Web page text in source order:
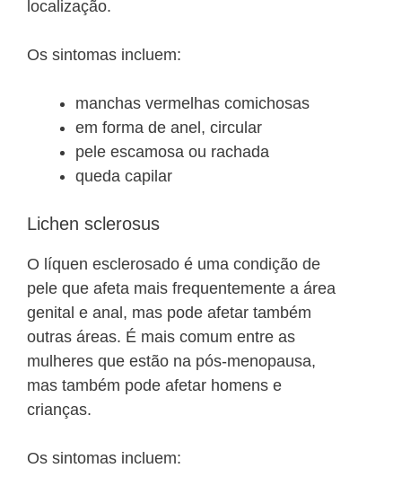
localização.
Os sintomas incluem:
manchas vermelhas comichosas
em forma de anel, circular
pele escamosa ou rachada
queda capilar
Lichen sclerosus
O líquen esclerosado é uma condição de
pele que afeta mais frequentemente a área
genital e anal, mas pode afetar também
outras áreas. É mais comum entre as
mulheres que estão na pós-menopausa,
mas também pode afetar homens e
crianças.
Os sintomas incluem: